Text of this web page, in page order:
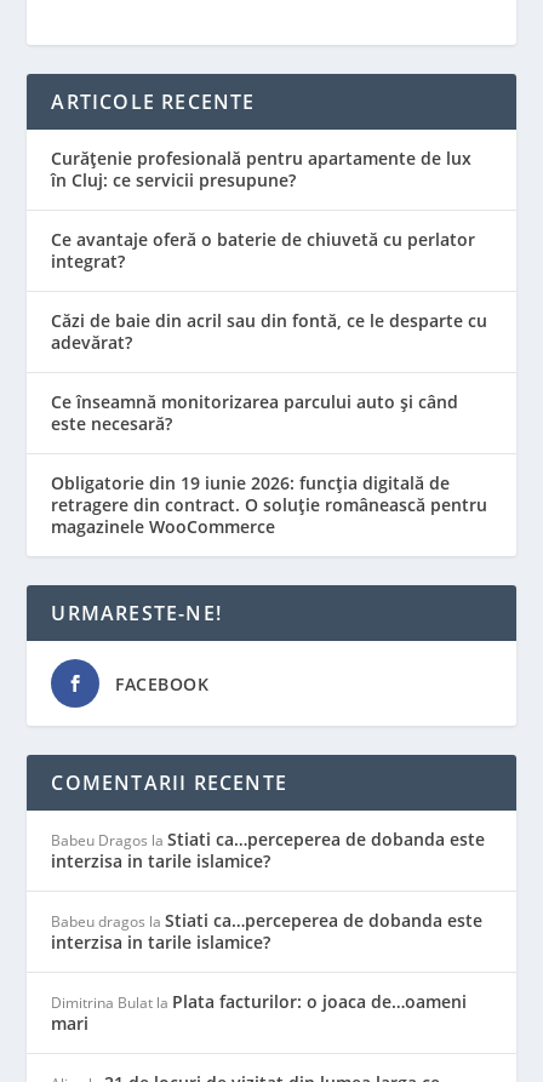
ARTICOLE RECENTE
Curățenie profesională pentru apartamente de lux
în Cluj: ce servicii presupune?
Ce avantaje oferă o baterie de chiuvetă cu perlator
integrat?
Căzi de baie din acril sau din fontă, ce le desparte cu
adevărat?
Ce înseamnă monitorizarea parcului auto și când
este necesară?
Obligatorie din 19 iunie 2026: funcția digitală de
retragere din contract. O soluție românească pentru
magazinele WooCommerce
URMARESTE-NE!
FACEBOOK
COMENTARII RECENTE
Babeu Dragos laStiati ca…perceperea de dobanda este
interzisa in tarile islamice?
Babeu dragos laStiati ca…perceperea de dobanda este
interzisa in tarile islamice?
Dimitrina Bulat la Plata facturilor: o joaca de…oameni
mari